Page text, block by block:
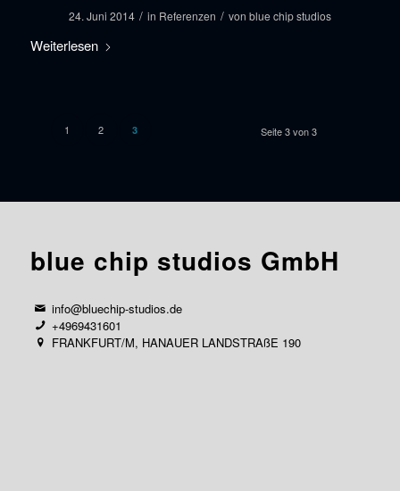
24. Juni 2014 / in Referenzen / von blue chip studios
Weiterlesen
Seite 3 von 3
1 2 3
blue chip studios GmbH
info@bluechip-studios.de
+4969431601
FRANKFURT/M, HANAUER LANDSTRAßE 190